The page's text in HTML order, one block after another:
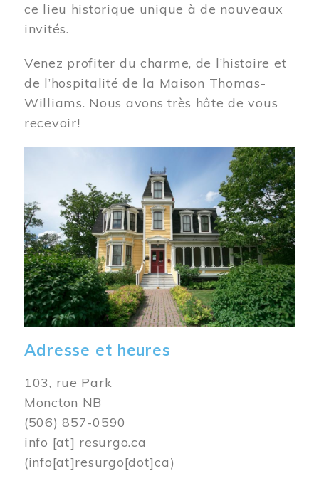
ce lieu historique unique à de nouveaux
invités.
Venez profiter du charme, de l’histoire et
de l’hospitalité de la Maison Thomas-
Williams. Nous avons très hâte de vous
recevoir!
Adresse et heures
103, rue Park
Moncton NB
(506) 857-0590
info [at] resurgo.ca
(info[at]resurgo[dot]ca)